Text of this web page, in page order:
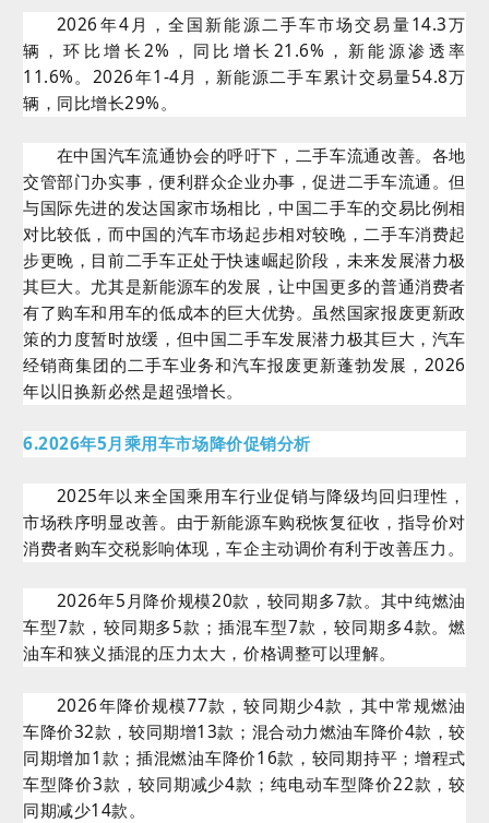
2026年4月，全国新能源二手车市场交易量14.3万
辆，环比增长2%，同比增长21.6%，新能源渗透率
11.6%。2026年1-4月，新能源二手车累计交易量54.8万
辆，同比增长29%。
在中国汽车流通协会的呼吁下，二手车流通改善。各地
交管部门办实事，便利群众企业办事，促进二手车流通。但
与国际先进的发达国家市场相比，中国二手车的交易比例相
对比较低，而中国的汽车市场起步相对较晚，二手车消费起
步更晚，目前二手车正处于快速崛起阶段，未来发展潜力极
其巨大。尤其是新能源车的发展，让中国更多的普通消费者
有了购车和用车的低成本的巨大优势。虽然国家报废更新政
策的力度暂时放缓，但中国二手车发展潜力极其巨大，汽车
经销商集团的二手车业务和汽车报废更新蓬勃发展，2026
年以旧换新必然是超强增长。
6.2026年5月乘用车市场降价促销分析
2025年以来全国乘用车行业促销与降级均回归理性，
市场秩序明显改善。由于新能源车购税恢复征收，指导价对
消费者购车交税影响体现，车企主动调价有利于改善压力。
2026年5月降价规模20款，较同期多7款。其中纯燃油
车型7款，较同期多5款；插混车型7款，较同期多4款。燃
油车和狭义插混的压力太大，价格调整可以理解。
2026年降价规模77款，较同期少4款，其中常规燃油
车降价32款，较同期增13款；混合动力燃油车降价4款，较
同期增加1款；插混燃油车降价16款，较同期持平；增程式
车型降价3款，较同期减少4款；纯电动车型降价22款，较
同期减少14款。